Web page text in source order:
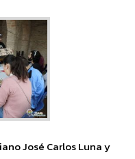
José Carlos Luna y